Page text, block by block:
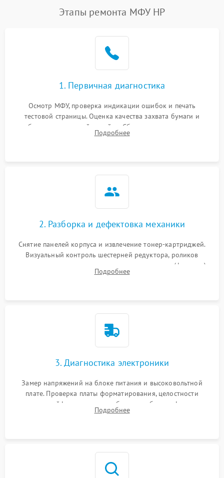
Этапы ремонта МФУ HP
1. Первичная диагностика
Осмотр МФУ, проверка индикации ошибок и печать
тестовой страницы. Оценка качества захвата бумаги и
работы сканирующей линейки. Сбор данных о замятиях,
дефектах изображения или посторонних шумах при работе.
Подробнее
2. Разборка и дефектовка механики
Снятие панелей корпуса и извлечение тонер-картриджей.
Визуальный контроль шестерней редуктора, роликов
захвата, термопленки и прижимного вала в печи (фьюзере).
Проверка оптики сканера на загрязнения.
Подробнее
3. Диагностика электроники
Замер напряжений на блоке питания и высоковольтной
плате. Проверка платы форматирования, целостности
плоских шлейфов сканера и работоспособности флажков и
оптопар (датчиков прохождения бумаги).
Подробнее